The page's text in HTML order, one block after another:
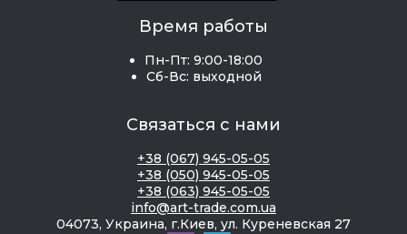
Время работы
Пн-Пт: 9:00-18:00
Сб-Вс: выходной
Связаться с нами
+38 (067) 945-05-05
+38 (050) 945-05-05
+38 (063) 945-05-05
info@art-trade.com.ua
04073, Украина, г.Киев, ул. Куреневская 27